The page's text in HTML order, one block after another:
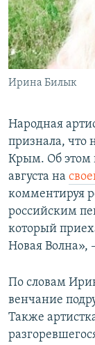
ПОБЕДИТЕЛЕЙ
ELIFBE
УКРАИНСКАЯ
ПРИСОЕДИНЯЙТЕСЬ!
Ирина Билык
Народная
признала, что
Крым. Об этом
августа на
комментируя
российским
который
Новая Волна»,
По словам
венчание
Также